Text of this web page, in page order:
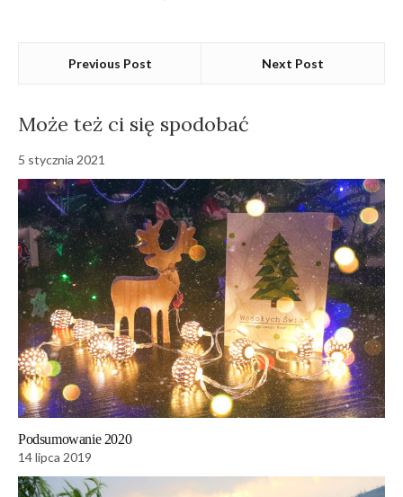
Previous Post Next Post
Może też ci się spodobać
5 stycznia 2021
Podsumowanie 2020
14 lipca 2019